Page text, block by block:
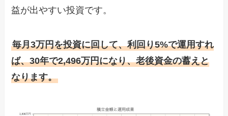
益が出やすい投資です。
毎月3万円を投資に回して、利回り5%で運用すれ
ば、30年で2,496万円になり、老後資金の蓄えと
なります。